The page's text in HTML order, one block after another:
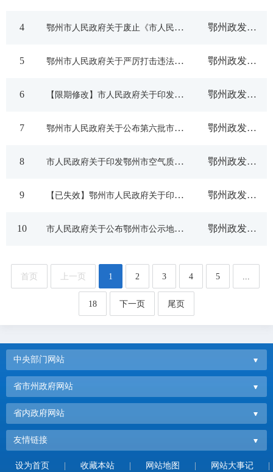
4 鄂州市人民政府关于废止《市人民政府关于禁止生产、销售和使用含磷洗涤用品的通告》的决定 鄂州政发〔2025〕2号
5 鄂州市人民政府关于严厉打击违法建设和违法用地行为的通告 鄂州政发〔2024〕10号
6 【限期修改】市人民政府关于印发鄂州市落实生育支持政策十条措施的通知 鄂州政发〔2024〕9号
7 鄂州市人民政府关于公布第六批市级非物质文化遗产代表性项目名录的通知 鄂州政发〔2024〕8号
8 市人民政府关于印发鄂州市空气质量持续改善实施方案的通知 鄂州政发〔2024〕7号
9 【已失效】鄂州市人民政府关于印发鄂州市2024年促进专精特新中小企业高质量发展十大行动方案的通知 鄂州政发〔2024〕6号
10 市人民政府关于公布鄂州市公示地价体系更新成果和鄂州市园、林、草地定级与基准地价制定成果的通知 鄂州政发〔2024〕5号
首页 上一页 1 2 3 4 5 ...
18 下一页 尾页
中央部门网站
省市州政府网站
省内政府网站
友情链接
设为首页 收藏本站 网站地图 网站大事记